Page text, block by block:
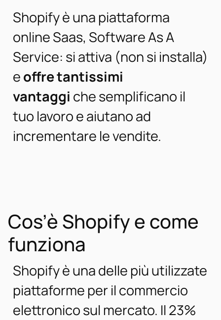
Shopify è una piattaforma
online Saas, Software As A
Service: si attiva (non si installa)
eoffre tantissimi
vantaggi che semplificano il
tuo lavoro e aiutano ad
incrementare le vendite.
Cos’è Shopify e come
funziona
Shopify è una delle più utilizzate
piattaforme per il commercio
elettronico sul mercato. Il 23%